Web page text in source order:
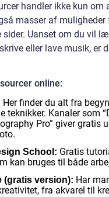
handler ikke kun om
masser af
sider. Uanset om du vil
eller lave musik, er
online:
Her finder du alt fra
teknikker. Kanaler som
Pro” giver gratis
School: Gratis
kan bruges til både
(gratis version): Har
fra akvarel til